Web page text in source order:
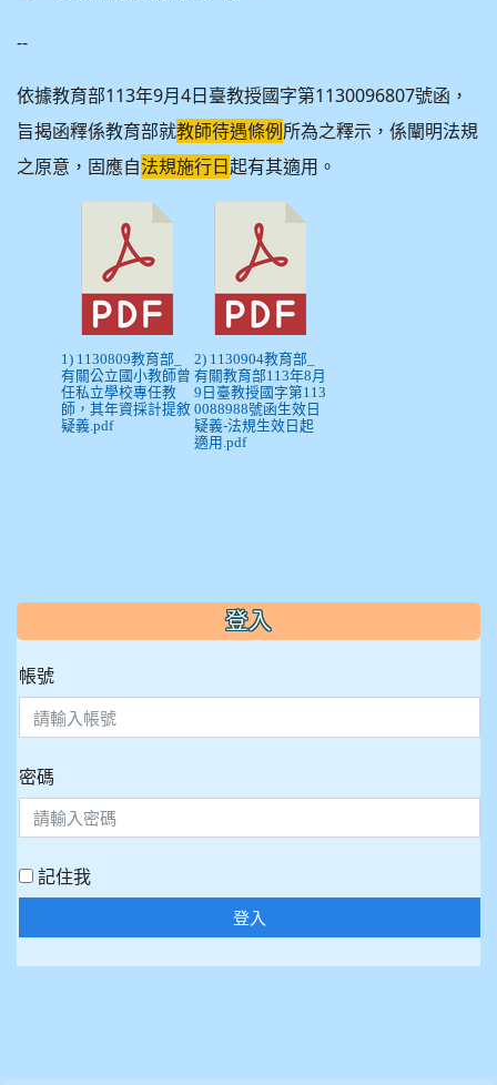
--
依據教育部113年9月4日臺教授國字第1130096807號函，
旨揭函釋係教育部就教師待遇條例所為之釋示，係闡明法規
之原意，固應自法規施行日起有其適用。
1) 1130809教育部_
有關公立國小教師曾
任私立學校專任教
師，其年資採計提敘
疑義.pdf
2) 1130904教育部_
有關教育部113年8月
9日臺教授國字第113
0088988號函生效日
疑義-法規生效日起
適用.pdf
::: 登入
帳號
密碼
記住我
登入